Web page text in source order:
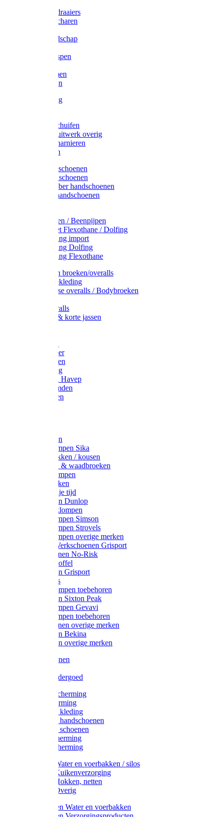
Schroevendraaiers
Tangen / Scharen
Meetgereedschap
Vijlen / Raspen
Lijmklemmen
Waterpassen
Bouwbeslag
Grendels/schuifen
Hang en sluitwerk overig
Hengen/scharnieren
Scharnieren
Latex handschoenen
Leren handschoenen
PVC / Rubber handschoenen
Katoenen handschoenen
Plukmouwen / Beenpijpen
Reparatieset Flexothane / Dolfing
Regenkleding import
Regenkleding Dolfing
Regenkleding Flexothane
Toebehoren broeken/overalls
Signalisatiekleding
Amerikaanse overalls / Bodybroeken
Kinderoveralls
Stofjassen & korte jassen
Bodywarmer
Werkbroeken
Zaagkleding
Werkjassen Havep
Thermohemden
Overhemden
Werksokken
Schoenklompen Sika
Thermo sokken / kousen
Lieslaarzen & waadbroeken
Houten klompen
Wandelsokken
Laarzen vrije tijd
Werklaarzen Dunlop
Kunststof klompen
Schoenklompen Simson
Schoenklompen Strovels
Schoenklompen overige merken
Wandel-/ Werkschoenen Grisport
Werkschoenen No-Risk
Klomppantoffel
Werklaarzen Grisport
Accessoires
Houten klompen toebehoren
Werklaarzen Sixton Peak
Schoenklompen Gevavi
Schoenklompen toebehoren
Werkschoenen overige merken
Werklaarzen Bekina
Werklaarzen overige merken
Handschoenen
Thermo ondergoed
Gehoorbescherming
Oogbescherming
Disposable kleding
Disposable handschoenen
Disposable schoenen
Mondbescherming
Hoofdbescherming
Pluimvee Water en voerbakken / silos
Pluimvee Kuikenverzorging
Pluimvee Hokken, netten
Pluimvee Overig
Knaagdieren Water en voerbakken